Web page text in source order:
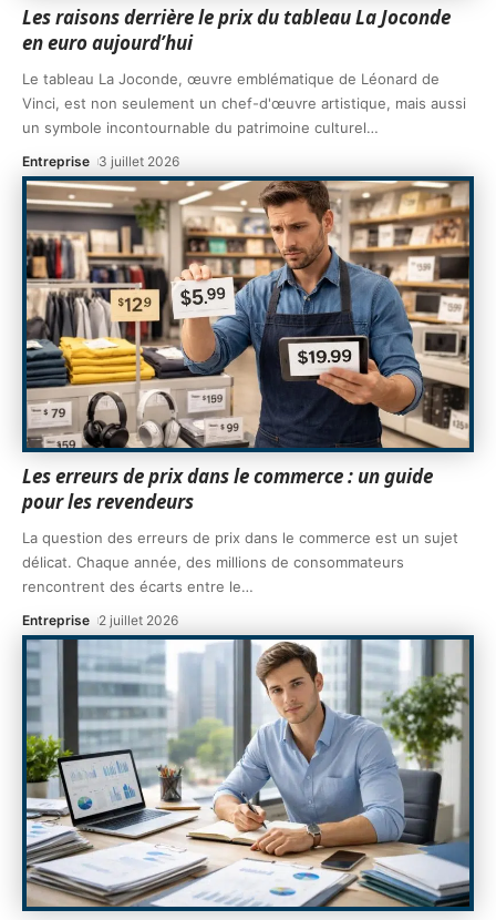
Les raisons derrière le prix du tableau La Joconde
en euro aujourd’hui
Le tableau La Joconde, œuvre emblématique de Léonard de
Vinci, est non seulement un chef-d'œuvre artistique, mais aussi
un symbole incontournable du patrimoine culturel…
Entreprise 3 juillet 2026
Les erreurs de prix dans le commerce : un guide
pour les revendeurs
La question des erreurs de prix dans le commerce est un sujet
délicat. Chaque année, des millions de consommateurs
rencontrent des écarts entre le…
Entreprise 2 juillet 2026